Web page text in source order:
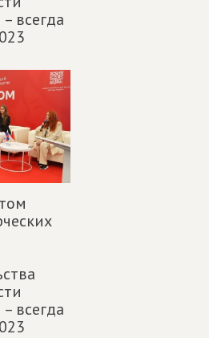
всегда
всегда